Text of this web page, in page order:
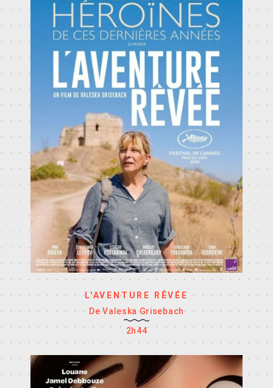
L'AVENTURE RÊVÉE
De Valeska Grisebach
2h44